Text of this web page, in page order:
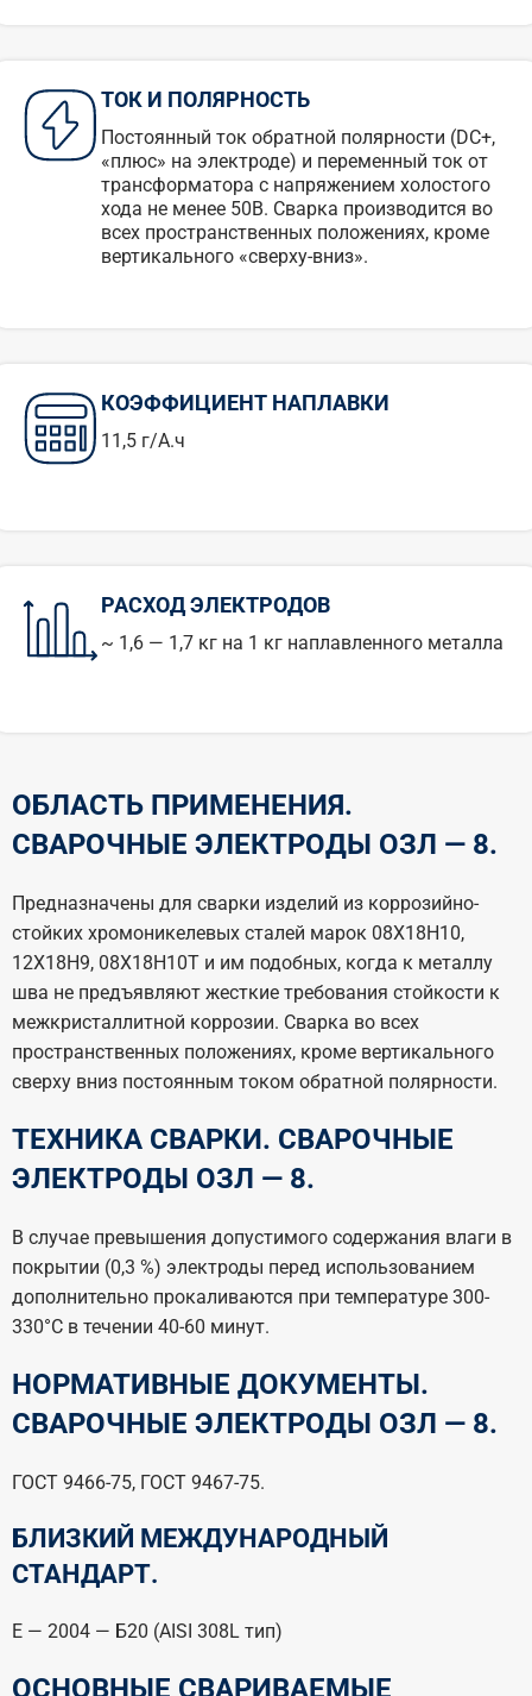
ТОК И ПОЛЯРНОСТЬ
Постоянный ток обратной полярности (DC+,
«плюс» на электроде) и переменный ток от
трансформатора с напряжением холостого
хода не менее 50В. Сварка производится во
всех пространственных положениях, кроме
вертикального «сверху-вниз».
КОЭФФИЦИЕНТ НАПЛАВКИ
11,5 г/А.ч
РАСХОД ЭЛЕКТРОДОВ
~ 1,6 — 1,7 кг на 1 кг наплавленного металла
ОБЛАСТЬ ПРИМЕНЕНИЯ.
СВАРОЧНЫЕ ЭЛЕКТРОДЫ ОЗЛ — 8.
Предназначены для сварки изделий из коррозийно-
стойких хромоникелевых сталей марок 08Х18Н10,
12Х18Н9, 08Х18Н10Т и им подобных, когда к металлу
шва не предъявляют жесткие требования стойкости к
межкристаллитной коррозии. Сварка во всех
пространственных положениях, кроме вертикального
сверху вниз постоянным током обратной полярности.
ТЕХНИКА СВАРКИ. СВАРОЧНЫЕ
ЭЛЕКТРОДЫ ОЗЛ — 8.
В случае превышения допустимого содержания влаги в
покрытии (0,3 %) электроды перед использованием
дополнительно прокаливаются при температуре 300-
330°С в течении 40-60 минут.
НОРМАТИВНЫЕ ДОКУМЕНТЫ.
СВАРОЧНЫЕ ЭЛЕКТРОДЫ ОЗЛ — 8.
ГОСТ 9466-75, ГОСТ 9467-75.
БЛИЗКИЙ МЕЖДУНАРОДНЫЙ
СТАНДАРТ.
Е — 2004 — Б20 (AISI 308L тип)
ОСНОВНЫЕ СВАРИВАЕМЫЕ